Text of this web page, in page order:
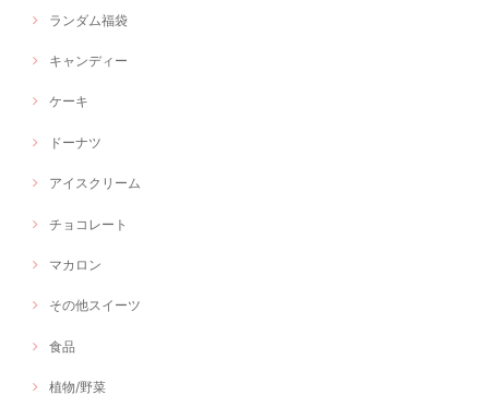
ランダム福袋
キャンディー
ケーキ
ドーナツ
アイスクリーム
チョコレート
マカロン
その他スイーツ
食品
植物/野菜